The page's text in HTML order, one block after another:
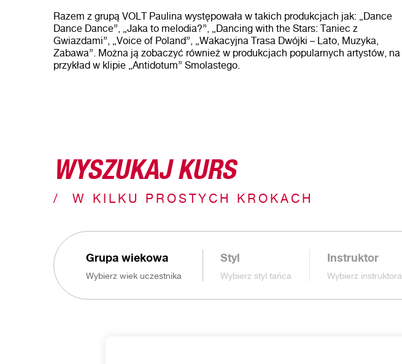
Razem z grupą VOLT Paulina występowała w takich produkcjach jak: „Dance
Dance Dance”, „Jaka to melodia?”, „Dancing with the Stars: Taniec z
Gwiazdami”, „Voice of Poland”, „Wakacyjna Trasa Dwójki – Lato, Muzyka,
Zabawa”. Można ją zobaczyć również w produkcjach popularnych artystów, na
przykład w klipie „Antidotum” Smolastego.
WYSZUKAJ KURS
W KILKU PROSTYCH KROKACH
Grupa wiekowa
Wybierz wiek uczestnika
Styl
Wybierz styl tańca
Instruktor
Wybierz instruktora